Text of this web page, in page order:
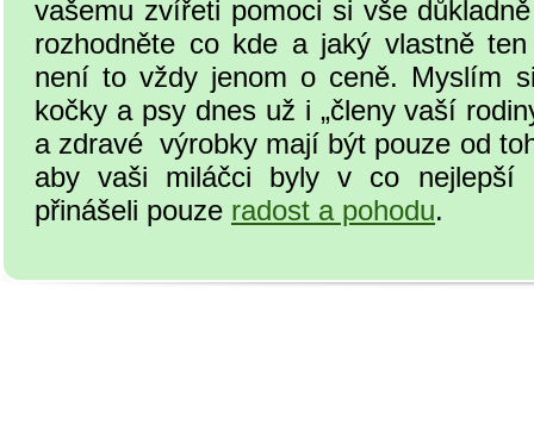
vašemu zvířeti pomoci si vše
rozhodněte co kde a jaký vlastně
není to vždy jenom o ceně. Myslím
kočky a psy dnes už i „členy vaší
a zdravé výrobky mají být pouze od
aby vaši miláčci byly v co nejlepší
přinášeli pouze radost a pohodu.